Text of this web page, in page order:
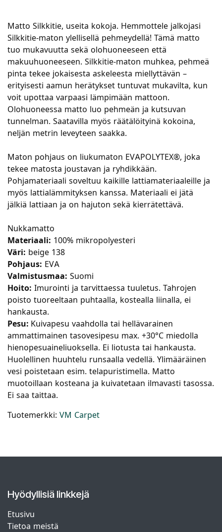
Matto Silkkitie, useita kokoja. Hemmottele jalkojasi
Silkkitie-maton ylellisellä pehmeydellä! Tämä matto
tuo mukavuutta sekä olohuoneeseen että
makuuhuoneeseen. Silkkitie-maton muhkea, pehmeä
pinta tekee jokaisesta askeleesta miellyttävän –
erityisesti aamun herätykset tuntuvat mukavilta, kun
voit upottaa varpaasi lämpimään mattoon.
Olohuoneessa matto luo pehmeän ja kutsuvan
tunnelman. Saatavilla myös räätälöityinä kokoina,
neljän metrin leveyteen saakka.
Maton pohjaus on liukumaton EVAPOLYTEX®, joka
tekee matosta joustavan ja ryhdikkään.
Pohjamateriaali soveltuu kaikille lattiamateriaaleille ja
myös lattialämmityksen kanssa. Materiaali ei jätä
jälkiä lattiaan ja on hajuton sekä kierrätettävä.
Nukkamatto
Materiaali: 100% mikropolyesteri
Väri: beige 138
Pohjaus: EVA
Valmistusmaa: Suomi
Hoito: Imurointi ja tarvittaessa tuuletus. Tahrojen
poisto tuoreeltaan puhtaalla, kostealla liinalla, ei
hankausta.
Pesu: Kuivapesu vaahdolla tai hellävarainen
ammattimainen tasovesipesu max. +30°C miedolla
hienopesuaineliuoksella. Ei liotusta tai hankausta.
Huolellinen huuhtelu runsaalla vedellä. Ylimääräinen
vesi poistetaan esim. telapuristimella. Matto
muotoillaan kosteana ja kuivatetaan ilmavasti tasossa.
Ei saa taittaa.
Tuotemerkki: VM Carpet
Hyödyllisiä linkkejä
Etusivu
Tietoa meistä